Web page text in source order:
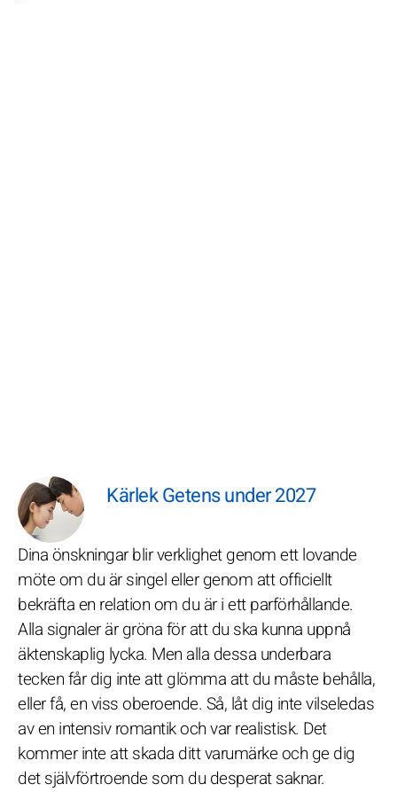
Kärlek Getens under 2027
Dina önskningar blir verklighet genom ett lovande
möte om du är singel eller genom att officiellt
bekräfta en relation om du är i ett parförhållande.
Alla signaler är gröna för att du ska kunna uppnå
äktenskaplig lycka. Men alla dessa underbara
tecken får dig inte att glömma att du måste behålla,
eller få, en viss oberoende. Så, låt dig inte vilseledas
av en intensiv romantik och var realistisk. Det
kommer inte att skada ditt varumärke och ge dig
det självförtroende som du desperat saknar.